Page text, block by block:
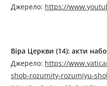
Джерелo: https://
Віра Церкви (14): акти
Джерелo: https://
shob-rozumity-rozumiyu-